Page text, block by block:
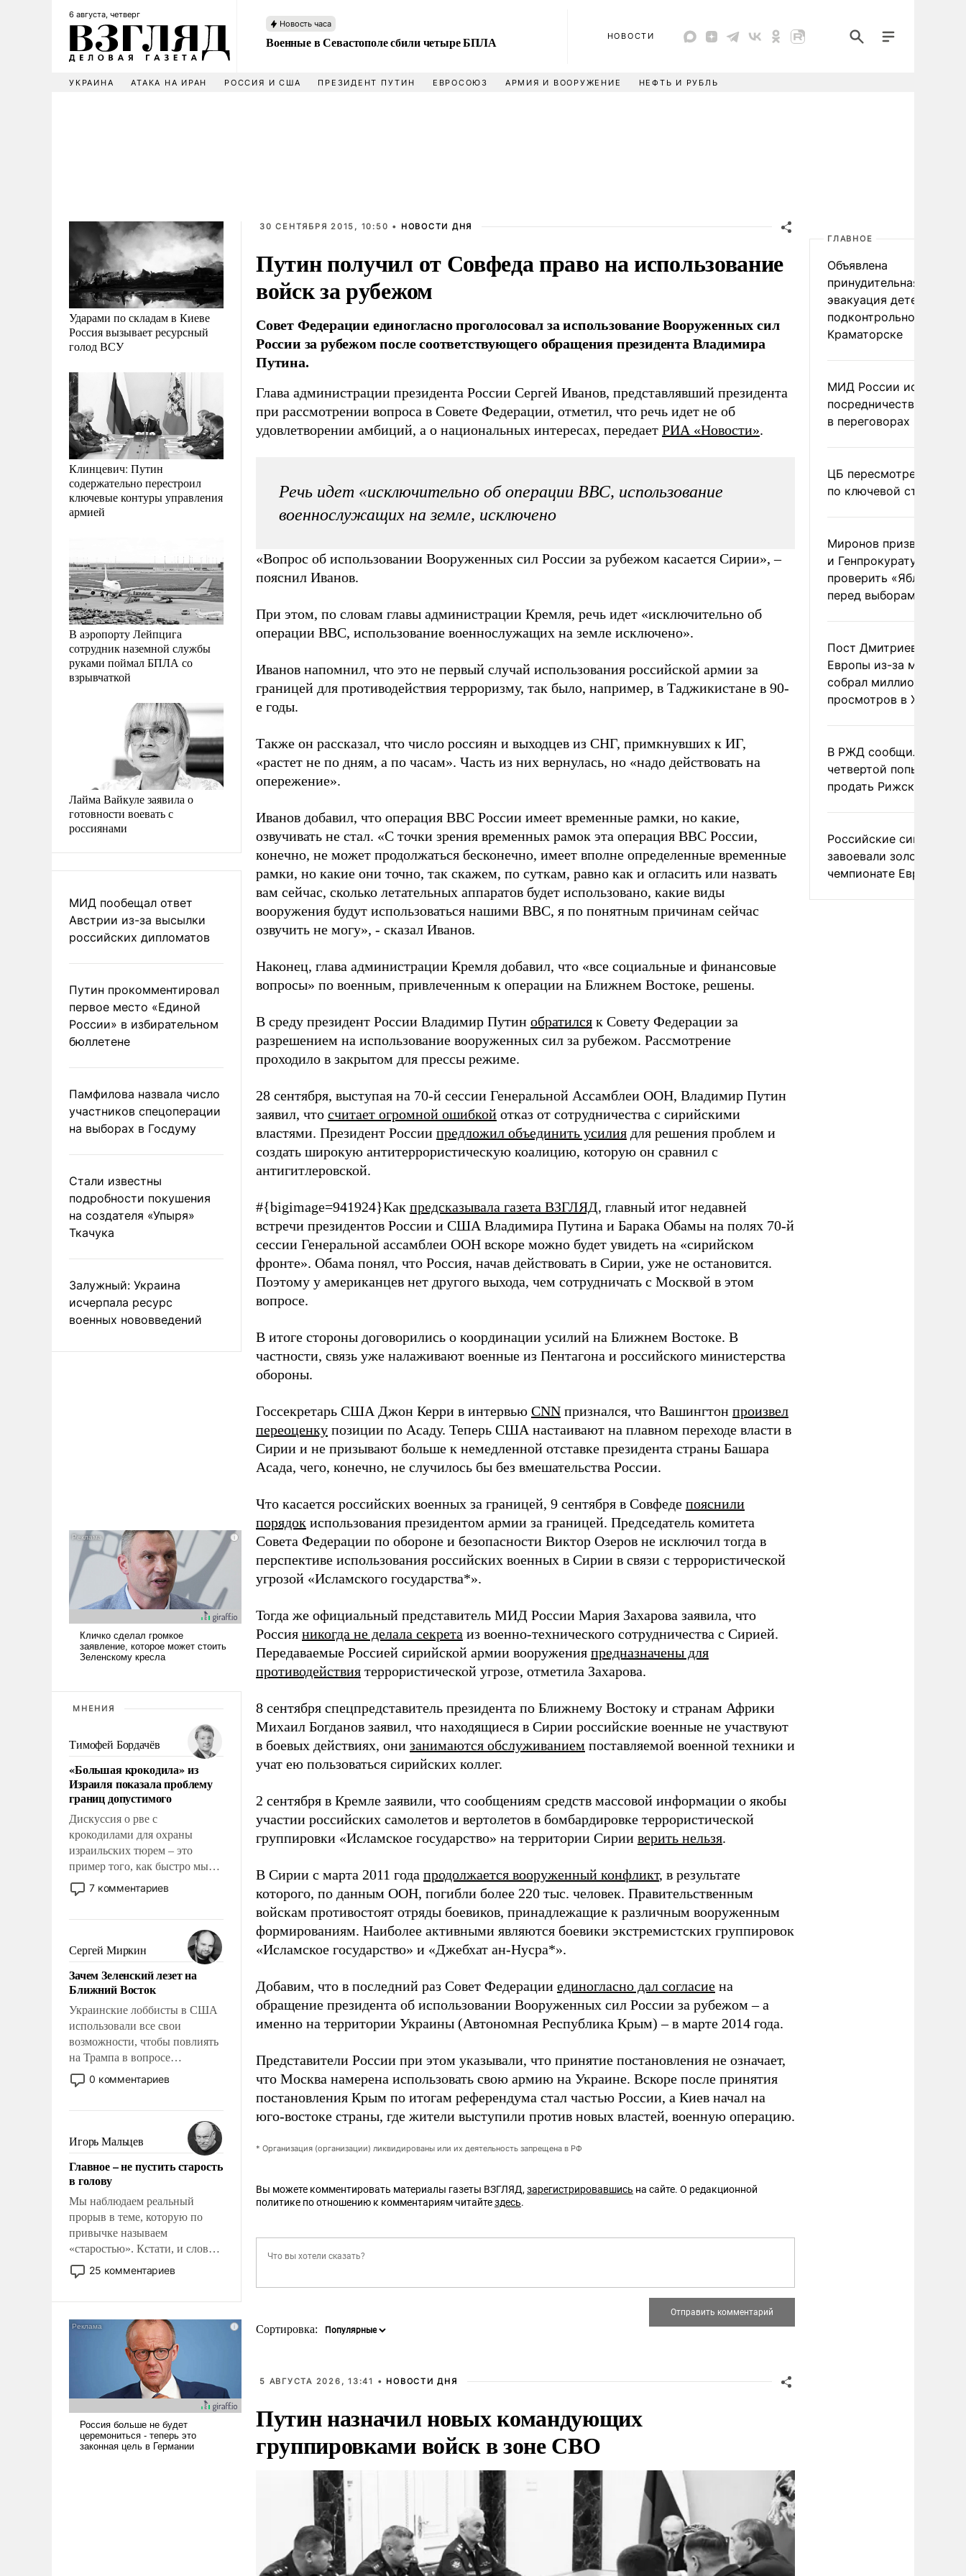
6 августа, четверг
Новость часа
Военные в Севастополе сбили четыре БПЛА НОВОСТИ
УКРАИНА АТАКА НА ИРАН РОССИЯ И США ПРЕЗИДЕНТ ПУТИН ЕВРОСОЮЗ АРМИЯ И ВООРУЖЕНИЕ НЕФТЬ И РУБЛЬ
Ударами по складам в Киеве
Россия вызывает ресурсный
голод ВСУ
Клинцевич: Путин
содержательно перестроил
ключевые контуры управления
армией
В аэропорту Лейпцига
сотрудник наземной службы
руками поймал БПЛА со
взрывчаткой
Лайма Вайкуле заявила о
готовности воевать с
россиянами
МИД пообещал ответ
Австрии из-за высылки
российских дипломатов
Путин прокомментировал
первое место «Единой
России» в избирательном
бюллетене
Памфилова назвала число
участников спецоперации
на выборах в Госдуму
Стали известны
подробности покушения
на создателя «Упыря»
Ткачука
Залужный: Украина
исчерпала ресурс
военных нововведений
МНЕНИЯ
Тимофей Бордачёв
«Большая крокодила» из
Израиля показала проблему
границ допустимого
Дискуссия о рве с
крокодилами для охраны
израильских тюрем – это
пример того, как быстро мы
двигаемся по пути
революционных изменений.
псевдонаучной фантастики,
стало всерьез обсуждаемой
идеей.
7 комментариев
Сергей Миркин
Зачем Зеленский лезет на
Ближний Восток
Украинские лоббисты в США
использовали все свои
возможности, чтобы повлиять
на Трампа в вопросе
предоставления вооружений
своим нанимателям. Вероятно,
консультирует Киев, пришла в
голову мысль: хорошо бы
продемонстрировать, что
Украина вступила в
вооруженное противостояние
с Ираном.
0 комментариев
Игорь Мальцев
Главное – не пустить старость
в голову
Мы наблюдаем реальный
прорыв в теме, которую по
привычке называем
«старостью». Кстати, и слово-
то это уже стараются не
использовать – так же, как
что оно уже несет негативные
коннотации.
25 комментариев
30 СЕНТЯБРЯ 2015, 10:50 • НОВОСТИ ДНЯ
Путин получил от Совфеда право на использование
войск за рубежом
Совет Федерации единогласно проголосовал за использование Вооруженных сил
России за рубежом после соответствующего обращения президента Владимира
Путина.
Глава администрации президента России Сергей Иванов, представлявший президента
при рассмотрении вопроса в Совете Федерации, отметил, что речь идет не об
удовлетворении амбиций, а о национальных интересах, передает РИА «Новости».
Речь идет «исключительно об операции ВВС, использование
военнослужащих на земле, исключено
«Вопрос об использовании Вооруженных сил России за рубежом касается Сирии», –
пояснил Иванов.
При этом, по словам главы администрации Кремля, речь идет «исключительно об
операции ВВС, использование военнослужащих на земле исключено».
Иванов напомнил, что это не первый случай использования российской армии за
границей для противодействия терроризму, так было, например, в Таджикистане в 90-
е годы.
Также он рассказал, что число россиян и выходцев из СНГ, примкнувших к ИГ,
«растет не по дням, а по часам». Часть из них вернулась, но «надо действовать на
опережение».
Иванов добавил, что операция ВВС России имеет временные рамки, но какие,
озвучивать не стал. «С точки зрения временных рамок эта операция ВВС России,
конечно, не может продолжаться бесконечно, имеет вполне определенные временные
рамки, но какие они точно, так скажем, по суткам, равно как и огласить или назвать
вам сейчас, сколько летательных аппаратов будет использовано, какие виды
вооружения будут использоваться нашими ВВС, я по понятным причинам сейчас
озвучить не могу», - сказал Иванов.
Наконец, глава администрации Кремля добавил, что «все социальные и финансовые
вопросы» по военным, привлеченным к операции на Ближнем Востоке, решены.
В среду президент России Владимир Путин обратился к Совету Федерации за
разрешением на использование вооруженных сил за рубежом. Рассмотрение
проходило в закрытом для прессы режиме.
28 сентября, выступая на 70-й сессии Генеральной Ассамблеи ООН, Владимир Путин
заявил, что считает огромной ошибкой отказ от сотрудничества с сирийскими
властями. Президент России предложил объединить усилия для решения проблем и
создать широкую антитеррористическую коалицию, которую он сравнил с
антигитлеровской.
#{bigimage=941924}Как предсказывала газета ВЗГЛЯД, главный итог недавней
встречи президентов России и США Владимира Путина и Барака Обамы на полях 70-й
сессии Генеральной ассамблеи ООН вскоре можно будет увидеть на «сирийском
фронте». Обама понял, что Россия, начав действовать в Сирии, уже не остановится.
Поэтому у американцев нет другого выхода, чем сотрудничать с Москвой в этом
вопросе.
В итоге стороны договорились о координации усилий на Ближнем Востоке. В
частности, связь уже налаживают военные из Пентагона и российского министерства
обороны.
Госсекретарь США Джон Керри в интервью CNN признался, что Вашингтон произвел
переоценку позиции по Асаду. Теперь США настаивают на плавном переходе власти в
Сирии и не призывают больше к немедленной отставке президента страны Башара
Асада, чего, конечно, не случилось бы без вмешательства России.
Что касается российских военных за границей, 9 сентября в Совфеде пояснили
порядок использования президентом армии за границей. Председатель комитета
Совета Федерации по обороне и безопасности Виктор Озеров не исключил тогда в
перспективе использования российских военных в Сирии в связи с террористической
угрозой «Исламского государства*».
Тогда же официальный представитель МИД России Мария Захарова заявила, что
Россия никогда не делала секрета из военно-технического сотрудничества с Сирией.
Передаваемые Россией сирийской армии вооружения предназначены для
противодействия террористической угрозе, отметила Захарова.
8 сентября спецпредставитель президента по Ближнему Востоку и странам Африки
Михаил Богданов заявил, что находящиеся в Сирии российские военные не участвуют
в боевых действиях, они занимаются обслуживанием поставляемой военной техники и
учат ею пользоваться сирийских коллег.
2 сентября в Кремле заявили, что сообщениям средств массовой информации о якобы
участии российских самолетов и вертолетов в бомбардировке террористической
группировки «Исламское государство» на территории Сирии верить нельзя.
В Сирии с марта 2011 года продолжается вооруженный конфликт, в результате
которого, по данным ООН, погибли более 220 тыс. человек. Правительственным
войскам противостоят отряды боевиков, принадлежащие к различным вооруженным
формированиям. Наиболее активными являются боевики экстремистских группировок
«Исламское государство» и «Джебхат ан-Нусра*».
Добавим, что в последний раз Совет Федерации единогласно дал согласие на
обращение президента об использовании Вооруженных сил России за рубежом – а
именно на территории Украины (Автономная Республика Крым) – в марте 2014 года.
Представители России при этом указывали, что принятие постановления не означает,
что Москва намерена использовать свою армию на Украине. Вскоре после принятия
постановления Крым по итогам референдума стал частью России, а Киев начал на
юго-востоке страны, где жители выступили против новых властей, военную операцию.
* Организация (организации) ликвидированы или их деятельность запрещена в РФ
Вы можете комментировать материалы газеты ВЗГЛЯД, зарегистрировавшись на сайте. О редакционной
политике по отношению к комментариям читайтездесь.
Сортировка:
5 АВГУСТА 2026, 13:41 • НОВОСТИ ДНЯ
Путин назначил новых командующих
группировками войск в зоне СВО
ГЛАВНОЕ
Объявлена
принудительная
эвакуация детей в
подконтрольном Киеву
Краматорске
МИД России исключил
посредничество
в переговорах по
ЦБ пересмотрел
по ключевой ставке
Миронов призвал
и Генпрокуратуру
проверить «Яблоко»
перед выборами
Пост Дмитриева о
Европы из-за
собрал миллион
просмотров в X
В РЖД сообщили о
четвертой попытке
продать Рижский
Российские
завоевали золото на
чемпионате Европы